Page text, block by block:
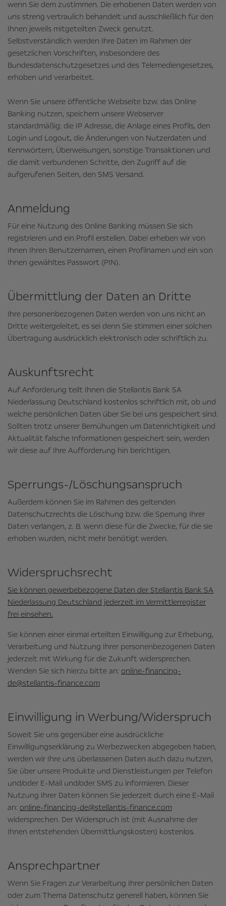
wenn Sie dem zustimmen. Die erhobenen Daten werden von
uns streng vertraulich behandelt und ausschließlich für den
Ihnen jeweils mitgeteilten Zweck genutzt.
Selbstverständlich werden Ihre Daten im Rahmen der
gesetzlichen Vorschriften, insbesondere des
Bundesdatenschutzgesetzes und des Telemediengesetzes,
erhoben und verarbeitet.
Wenn Sie unsere öffentliche Webseite bzw. das Online
Banking nutzen, speichern unsere Webserver
standardmäßig: die IP Adresse, die Anlage eines Profils, den
Login und Logout, die Änderungen von Nutzerdaten und
Kennwörtern, Überweisungen, sonstige Transaktionen und
die damit verbundenen Schritte, den Zugriff auf die
aufgerufenen Seiten, den SMS Versand.
Anmeldung
Für eine Nutzung des Online Banking müssen Sie sich
registrieren und ein Profil erstellen. Dabei erheben wir von
Ihnen Ihren Benutzernamen, einen Profilnamen und ein von
Ihnen gewähltes Passwort (PIN).
Übermittlung der Daten an Dritte
Ihre personenbezogenen Daten werden von uns nicht an
Dritte weitergeleitet, es sei denn Sie stimmen einer solchen
Übertragung ausdrücklich elektronisch oder schriftlich zu.
Auskunftsrecht
Auf Anforderung teilt Ihnen die Stellantis Bank SA
Niederlassung Deutschland kostenlos schriftlich mit, ob und
welche persönlichen Daten über Sie bei uns gespeichert sind.
Sollten trotz unserer Bemühungen um Datenrichtigkeit und
Aktualität falsche Informationen gespeichert sein, werden
wir diese auf Ihre Aufforderung hin berichtigen.
Sperrungs-/­Löschungsanspruch
Außerdem können Sie im Rahmen des geltenden
Datenschutzrechts die Löschung bzw. die Sperrung Ihrer
Daten verlangen, z. B. wenn diese für die Zwecke, für die sie
erhoben wurden, nicht mehr benötigt werden.
Widerspruchsrecht
Sie können gewerbebezogene Daten der Stellantis Bank SA
Niederlassung Deutschland jederzeit im Vermittlerregister
frei einsehen.
Sie können einer einmal erteilten Einwilligung zur Erhebung,
Verarbeitung und Nutzung Ihrer personenbezogenen Daten
jederzeit mit Wirkung für die Zukunft widersprechen.
Wenden Sie sich hierzu bitte an: online-financing-
de@stellantis-finance.com
Einwilligung in Werbung/­Widerspruch
Soweit Sie uns gegenüber eine ausdrückliche
Einwilligungserklärung zu Werbezwecken abgegeben haben,
werden wir Ihre uns überlassenen Daten auch dazu nutzen,
Sie über unsere Produkte und Dienstleistungen per Telefon
und/oder E-Mail und/oder SMS zu informieren. Dieser
Nutzung Ihrer Daten können Sie jederzeit durch eine E-Mail
an: online-financing-de@stellantis-finance.com
widersprechen. Der Widerspruch ist (mit Ausnahme der
Ihnen entstehenden Übermittlungskosten) kostenlos.
Ansprechpartner
Wenn Sie Fragen zur Verarbeitung Ihrer persönlichen Daten
oder zum Thema Datenschutz generell haben, können Sie